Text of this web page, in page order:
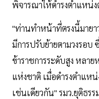
พิจารณาให้ดำรงตำแหน่
"ท่านทำหน้าที่ตรงนี้มาย
มีการปรับย้ายตามวงรอ
ข้าราชการระดับสูง หลาย
แห่งชาติ เมื่อดำรงตำแห
เช่นเดียวกัน" รมว.ยุติธรร